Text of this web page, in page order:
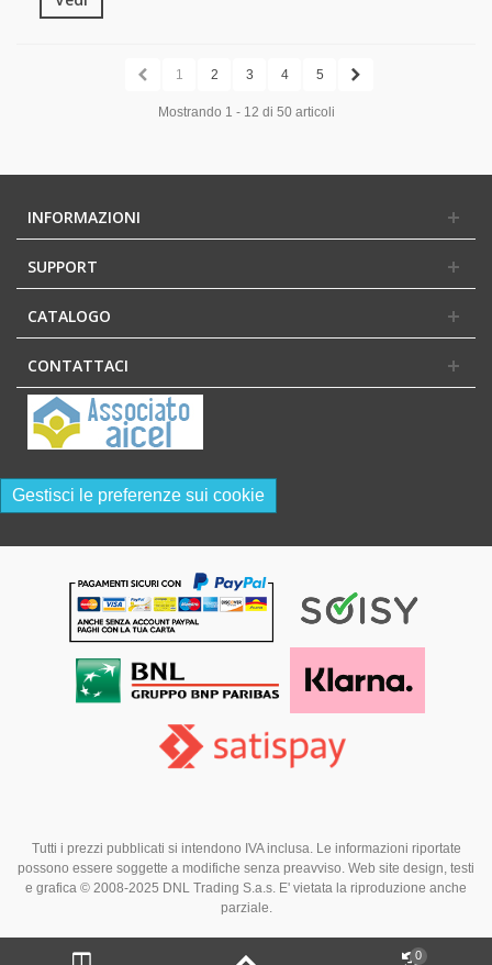
1 2 3 4 5
Mostrando 1 - 12 di 50 articoli
INFORMAZIONI
SUPPORT
CATALOGO
CONTATTACI
Gestisci le preferenze sui cookie
Tutti i prezzi pubblicati si intendono IVA inclusa. Le informazioni riportate
possono essere soggette a modifiche senza preavviso. Web site design, testi
e grafica © 2008-2025 DNL Trading S.a.s. E' vietata la riproduzione anche
parziale.
0